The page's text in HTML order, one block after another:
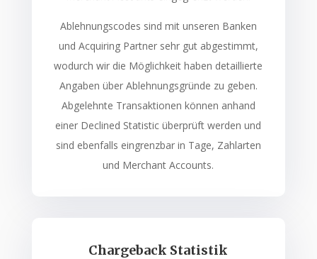
Ablehnungscodes sind mit unseren Banken
und Acquiring Partner sehr gut abgestimmt,
wodurch wir die Möglichkeit haben detaillierte
Angaben über Ablehnungsgründe zu geben.
Abgelehnte Transaktionen können anhand
einer Declined Statistic überprüft werden und
sind ebenfalls eingrenzbar in Tage, Zahlarten
und Merchant Accounts.
Chargeback Statistik